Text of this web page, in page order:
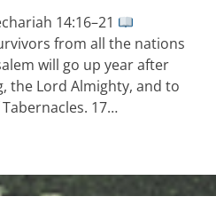
14:16–21
from all the nations
will go up year after
the Lord Almighty, and to
17…